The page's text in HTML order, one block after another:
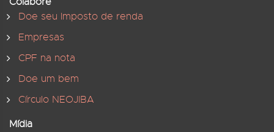
Doe seu Imposto de renda
Empresas
CPF na nota
Doe um bem
Círculo NEOJIBA
Mídia